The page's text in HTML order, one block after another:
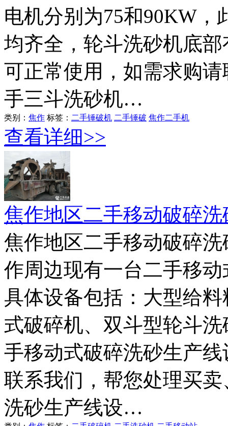
电机分别为75和90KW，
均齐全，轮斗洗砂机底
可正常使用，如需求购
手三斗洗砂机…
类别： 焦作 标签： 二手锤破机 二手锤破 焦作二手机
查看详细>>
焦作地区二手移动破碎
焦作地区二手移动破碎
作周边现有一台二手移
具体设备包括：大型给
式破碎机、双斗型轮斗
手移动式破碎洗砂生产
联系我们，帮您处理买
洗砂生产线设…